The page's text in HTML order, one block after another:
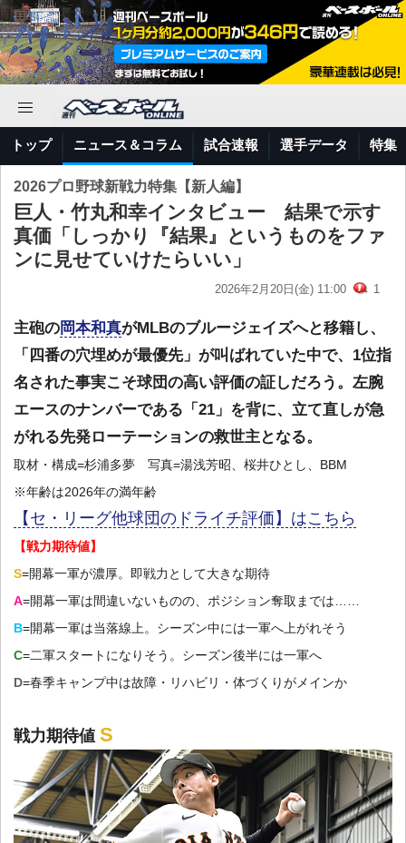
トップ ニュース＆コラム 試合速報 選手データ 特集
2026プロ野球新戦力特集【新人編】
巨人・竹丸和幸インタビュー 結果で示す
真価「しっかり『結果』というものをファ
ンに見せていけたらいい」
2026年2月20日(金) 11:00 1
主砲の岡本和真がMLBのブルージェイズへと移籍し、
「四番の穴埋めが最優先」が叫ばれていた中で、1位指
名された事実こそ球団の高い評価の証しだろう。左腕
エースのナンバーである「21」を背に、立て直しが急
がれる先発ローテーションの救世主となる。
取材・構成=杉浦多夢 写真=湯浅芳昭、桜井ひとし、BBM
※年齢は2026年の満年齢
【セ・リーグ他球団のドライチ評価】はこちら
【戦力期待値】
S=開幕一軍が濃厚。即戦力として大きな期待
A=開幕一軍は間違いないものの、ポジション奪取までは……
B=開幕一軍は当落線上。シーズン中には一軍へ上がれそう
C=二軍スタートになりそう。シーズン後半には一軍へ
D=春季キャンプ中は故障・リハビリ・体づくりがメインか
戦力期待値 S